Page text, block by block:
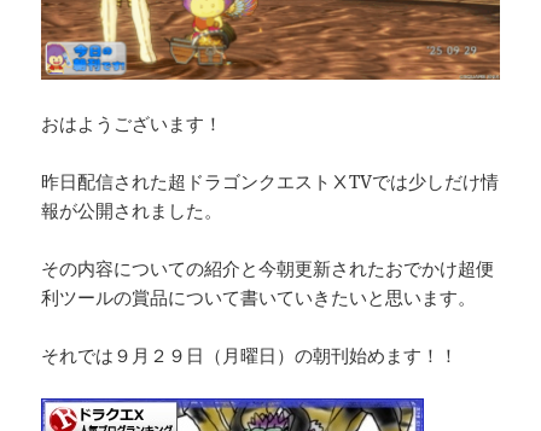
おはようございます！
昨日配信された超ドラゴンクエストⅩTVでは少しだけ情
報が公開されました。
その内容についての紹介と今朝更新されたおでかけ超便
利ツールの賞品について書いていきたいと思います。
それでは９月２９日（月曜日）の朝刊始めます！！